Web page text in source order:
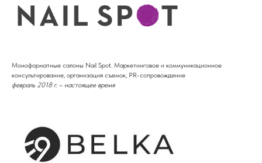
Моноформатные салоны Nail Spot. Маркетинговое и коммуникационное
консультирование, организация съемок, PR-сопровождение
февраль 2018 г. – настоящее время